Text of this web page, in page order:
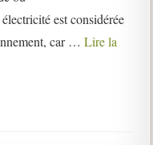
est considérée
car …Lire la